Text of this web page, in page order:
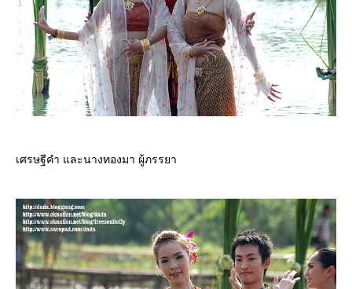
เศรษฐีคำ และนางทองมา ผู้ภรรยา